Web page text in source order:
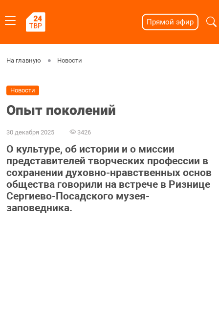
Прямой эфир
На главную Новости
Новости
Опыт поколений
30 декабря 2025 3426
О культуре, об истории и о миссии
представителей творческих профессии в
сохранении духовно-нравственных основ
общества говорили на встрече в Ризнице
Сергиево-Посадского музея-
заповедника.